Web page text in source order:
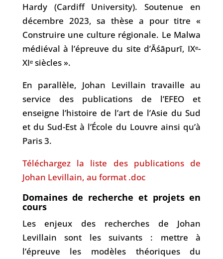
Hardy (Cardiff University). Soutenue en
décembre 2023, sa thèse a pour titre «
Construire une culture régionale. Le Malwa
médiéval à l’épreuve du site d’Āśāpurī, IXᵉ-
XIᵉ siècles ».
En parallèle, Johan Levillain travaille au
service des publications de l’EFEO et
enseigne l’histoire de l’art de l’Asie du Sud
et du Sud-Est à l’École du Louvre ainsi qu’à
Paris 3.
Téléchargez la liste des publications de
Johan Levillain, au format .doc
Domaines de recherche et projets en
cours
Les enjeux des recherches de Johan
Levillain sont les suivants : mettre à
l’épreuve les modèles théoriques du